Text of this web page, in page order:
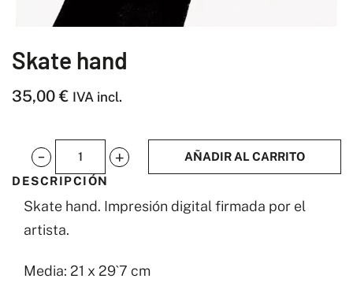
Skate hand
35,00€ IVA incl.
Skate
hand
cantidad
AÑADIR AL CARRITO
DESCRIPCIÓN
Skate hand. Impresión digital firmada por el
artista.
Media: 21 x 29`7 cm